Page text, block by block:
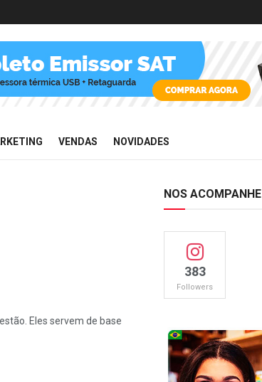
VENDAS NOVIDADES
Eles servem de base
NOS ACOMPANHE
383
Followers